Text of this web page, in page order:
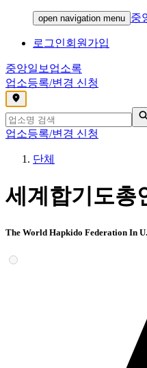
open navigation menu 중
로그인회원가입
중앙일보 업소록
업소등록/변경 신청
,
업소등록/변경 신청
단체
세계합기도총
The World Hapkido Federation In